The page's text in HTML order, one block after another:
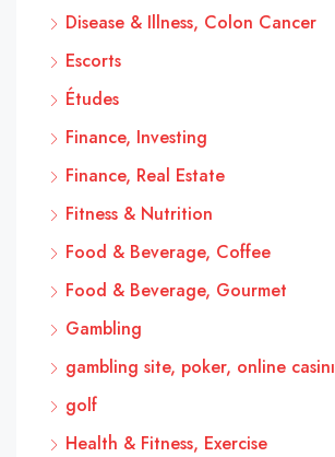
Disease & Illness, Colon Cancer
Escorts
Études
Finance, Investing
Finance, Real Estate
Fitness & Nutrition
Food & Beverage, Coffee
Food & Beverage, Gourmet
Gambling
gambling site, poker, online casinı
golf
Health & Fitness, Exercise